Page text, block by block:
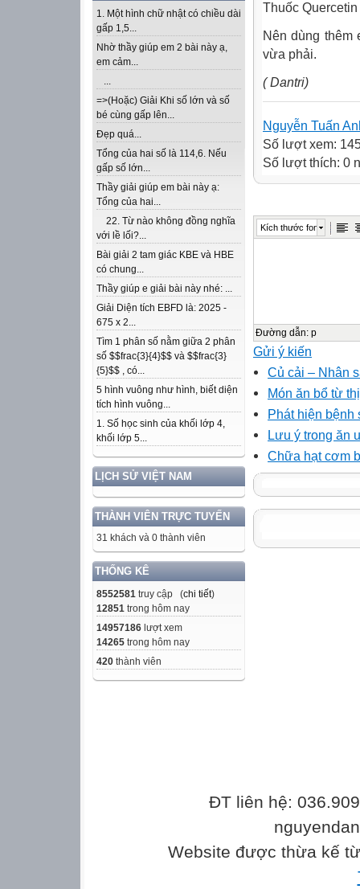
1. Một hình chữ nhật có chiều dài
gấp 1,5...
Nhờ thầy giúp em 2 bài này ạ,
em cảm...
...
=>(Hoặc) Giải Khi số lớn và số
bé cùng gấp lên...
Đẹp quá...
Tổng của hai số là 114,6. Nếu
gấp số lớn...
Thầy giải giúp em bài này ạ:
Tổng của hai...
22. Từ nào không đồng nghĩa
với lề lối?...
Bài giải 2 tam giác KBE và HBE
có chung...
Thầy giúp e giải bài này nhé: ...
Giải Diện tích EBFD là: 2025 -
675 x 2...
Tìm 1 phân số nằm giữa 2 phân
số $$frac{3}{4}$$ và $$frac{3}
{5}$$ , có...
5 hình vuông như hình, biết diện
tích hình vuông...
1. Số học sinh của khối lớp 4,
khối lớp 5...
LỊCH SỬ VIỆT NAM
THÀNH VIÊN TRỰC TUYẾN
31 khách và 0 thành viên
THỐNG KÊ
8552581 truy cập (chi tiết)
12851 trong hôm nay
14957186 lượt xem
14265 trong hôm nay
420 thành viên
Thuốc
Nên dùng
vừa phải.
( Dantri)
Nguyễn Tuấn
Số lượt xem:
Số lượt thích: 0
Kích thước font
Đường dẫn: p
Gửi ý kiến
Củ cải – Nhân
Món ăn bổ từ
Phát hiện bệnh
Lưu ý trong ăn
Chữa hạt cơm
ĐT liên hệ:
Website được thừa kế